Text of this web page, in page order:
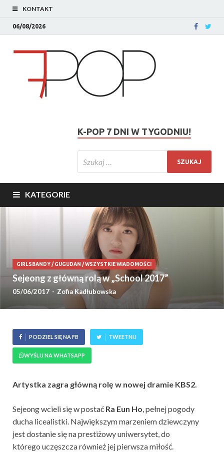
KONTAKT
06/08/2026
K-POP 7 DNI W TYGODNIU!
KATEGORIE
GIRLSBANDY/GUGUDAN /WSZYSTKIE WIADOMOŚCI
Sejeong z główną rolą w „School 2017”
05/06/2017 - Zofia Kadłubowska
PODZIEL SIĘ NA FB TWEETNIJ
WYŚLIJ NA WHATSAPP
Artystka zagra główną rolę w nowej dramie KBS2.
Sejeong wcieli się w postać Ra Eun Ho, pełnej pogody
ducha licealistki. Największym marzeniem dziewczyny
jest dostanie się na prestiżowy uniwersytet, do
którego uczęszcza również jej pierwsza miłość.